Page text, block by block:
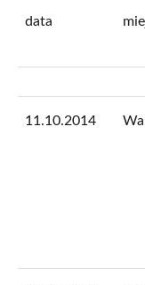
data
11.10.2014